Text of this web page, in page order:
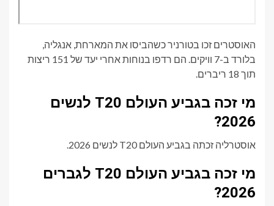
האוסטרים זכו בטורניר כשהביסו את המארחת, אנגליה,
בלורד ב-7 וויקים. הם רדפו בנוחות אחרי יעד של 151 ריצות
תוך 18 ריברים.
מי זכה בגביע העולם T20 לנשים
2026?
אוסטרליה זכתה בגביע העולם T20 לנשים 2026.
מי זכה בגביע העולם T20 לגברים
2026?